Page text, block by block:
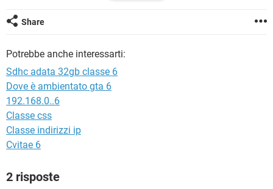
provare con un software della panasonic che si chiama
"sdformatter v2.0" ma anche in questo caso la memory non
Qualche consiglio?
Share
Potrebbe anche interessarti:
Sdhc adata 32gb classe 6
Dove è ambientato gta 6
192.168.0..6
Classe css
Classe indirizzi ip
Cvitae 6
2 risposte